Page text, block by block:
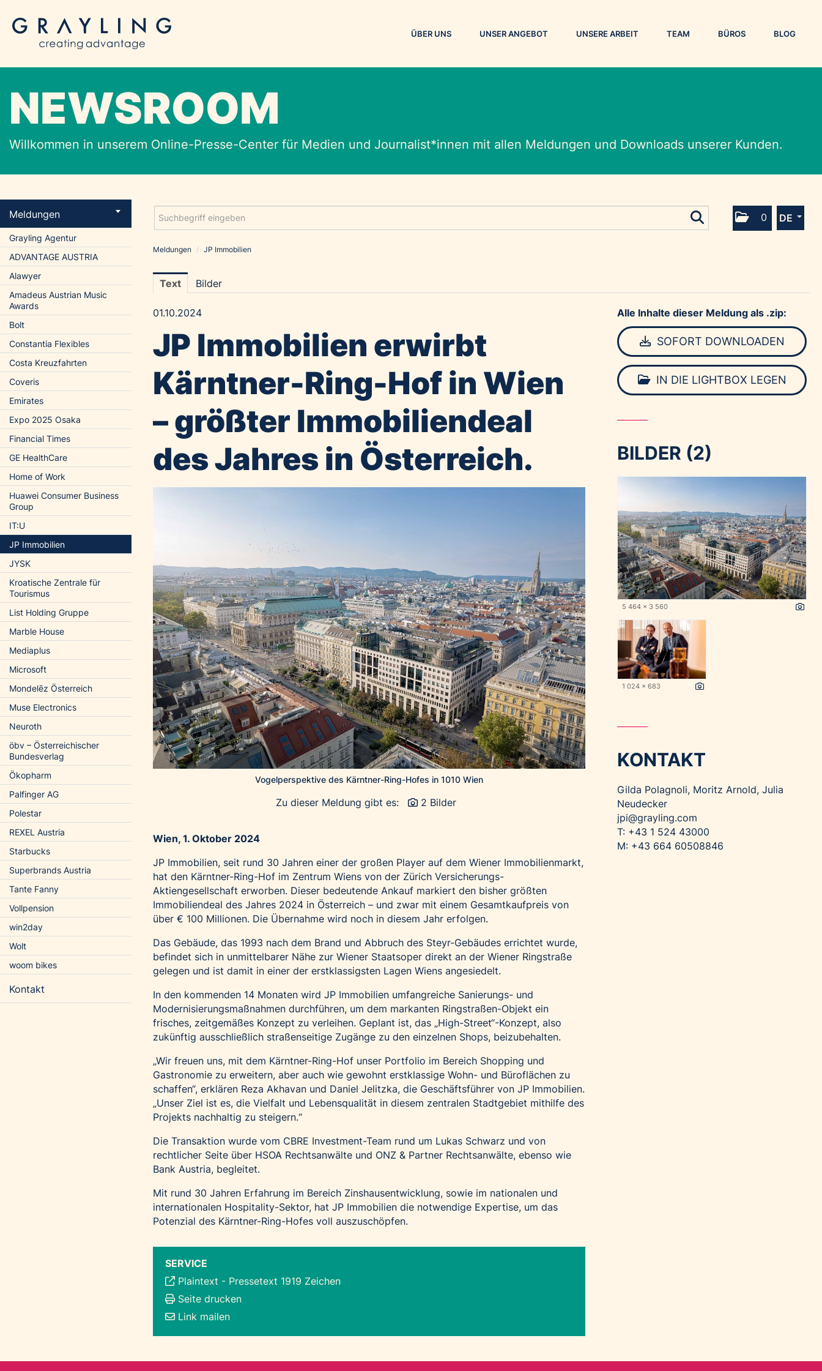
ÜBER UNS UNSER ANGEBOT UNSERE ARBEIT TEAM BÜROS BLOG
NEWSROOM
Willkommen in unserem Online-Presse-Center für Medien und Journalist*innen mit allen Meldungen und Downloads unserer Kunden.
0 DE
Meldungen
Grayling Agentur
ADVANTAGE AUSTRIA
Alawyer
Amadeus Austrian Music
Awards
Bolt
Constantia Flexibles
Costa Kreuzfahrten
Coveris
Emirates
Expo 2025 Osaka
Financial Times
GE HealthCare
Home of Work
Huawei Consumer Business
Group
IT:U
JP Immobilien
JYSK
Kroatische Zentrale für
Tourismus
List Holding Gruppe
Marble House
Mediaplus
Microsoft
Mondelēz Österreich
Muse Electronics
Neuroth
öbv – Österreichischer
Bundesverlag
Ökopharm
Palfinger AG
Polestar
REXEL Austria
Starbucks
Superbrands Austria
Tante Fanny
Vollpension
win2day
Wolt
woom bikes
Kontakt
Meldungen / JP Immobilien
Text Bilder
01.10.2024
JP Immobilien erwirbt
Kärntner-Ring-Hof in Wien
– größter Immobiliendeal
des Jahres in Österreich.
Vogelperspektive des Kärntner-Ring-Hofes in 1010 Wien
Zu dieser Meldung gibt es: 2 Bilder
Wien, 1. Oktober 2024
JP Immobilien, seit rund 30 Jahren einer der großen Player auf dem Wiener Immobilienmarkt,
hat den Kärntner-Ring-Hof im Zentrum Wiens von der Zürich Versicherungs-
Aktiengesellschaft erworben. Dieser bedeutende Ankauf markiert den bisher größten
Immobiliendeal des Jahres 2024 in Österreich – und zwar mit einem Gesamtkaufpreis von
über € 100 Millionen. Die Übernahme wird noch in diesem Jahr erfolgen.
Das Gebäude, das 1993 nach dem Brand und Abbruch des Steyr-Gebäudes errichtet wurde,
befindet sich in unmittelbarer Nähe zur Wiener Staatsoper direkt an der Wiener Ringstraße
gelegen und ist damit in einer der erstklassigsten Lagen Wiens angesiedelt.
In den kommenden 14 Monaten wird JP Immobilien umfangreiche Sanierungs- und
Modernisierungsmaßnahmen durchführen, um dem markanten Ringstraßen-Objekt ein
frisches, zeitgemäßes Konzept zu verleihen. Geplant ist, das „High-Street“-Konzept, also
zukünftig ausschließlich straßenseitige Zugänge zu den einzelnen Shops, beizubehalten.
„Wir freuen uns, mit dem Kärntner-Ring-Hof unser Portfolio im Bereich Shopping und
Gastronomie zu erweitern, aber auch wie gewohnt erstklassige Wohn- und Büroflächen zu
schaffen“, erklären Reza Akhavan und Daniel Jelitzka, die Geschäftsführer von JP Immobilien.
„Unser Ziel ist es, die Vielfalt und Lebensqualität in diesem zentralen Stadtgebiet mithilfe des
Projekts nachhaltig zu steigern.“
Die Transaktion wurde vom CBRE Investment-Team rund um Lukas Schwarz und von
rechtlicher Seite über HSOA Rechtsanwälte und ONZ & Partner Rechtsanwälte, ebenso wie
Bank Austria, begleitet.
Mit rund 30 Jahren Erfahrung im Bereich Zinshausentwicklung, sowie im nationalen und
internationalen Hospitality-Sektor, hat JP Immobilien die notwendige Expertise, um das
Potenzial des Kärntner-Ring-Hofes voll auszuschöpfen.
SERVICE
Plaintext - Pressetext 1919 Zeichen
Seite drucken
Link mailen
Alle Inhalte dieser Meldung als .zip:
SOFORT DOWNLOADEN
IN DIE LIGHTBOX LEGEN
BILDER (2)
5 464 x 3 560
1 024 x 683
KONTAKT
Gilda Polagnoli, Moritz Arnold, Julia
Neudecker
jpi@grayling.com
T: +43 1 524 43000
M: +43 664 60508846